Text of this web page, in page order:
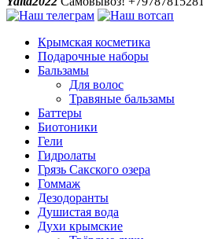
Крымская косметика
Подарочные наборы
Бальзамы
Для волос
Травяные бальзамы
Баттеры
Биотоники
Гели
Гидролаты
Грязь Сакского озера
Гоммаж
Дезодоранты
Душистая вода
Духи крымские